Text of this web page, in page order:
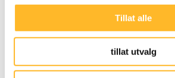
Tillat alle
tillat utvalg